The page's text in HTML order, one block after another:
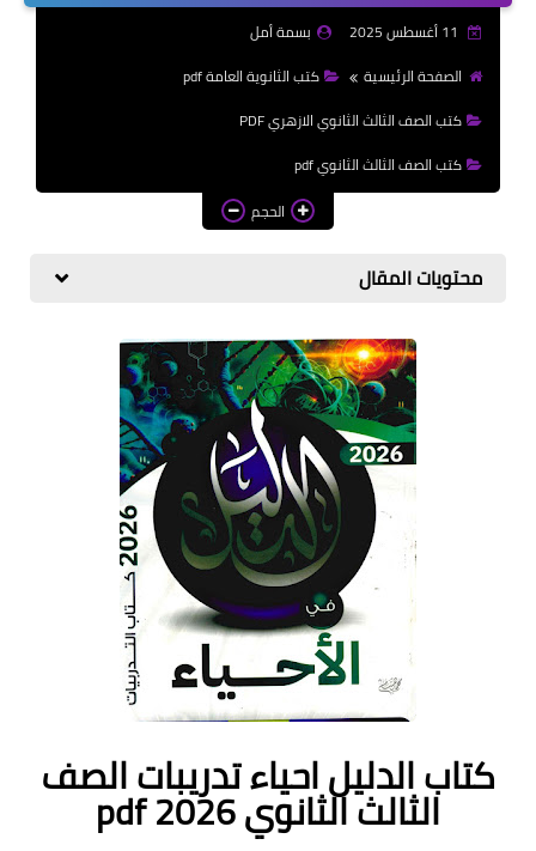
الازهرية
كتب المرحلة الابتدائي
بسمة أمل
الصفحة الرئيسية
كتب الثانوية العامة pdf
كتب الصف الثالث الثانوي الازهري PDF
كتب الصف الثالث الثانوي pdf
الحجم
محتويات المقال
كتاب الدليل احياء تدريبات الصف
الثالث الثانوي pdf 2026